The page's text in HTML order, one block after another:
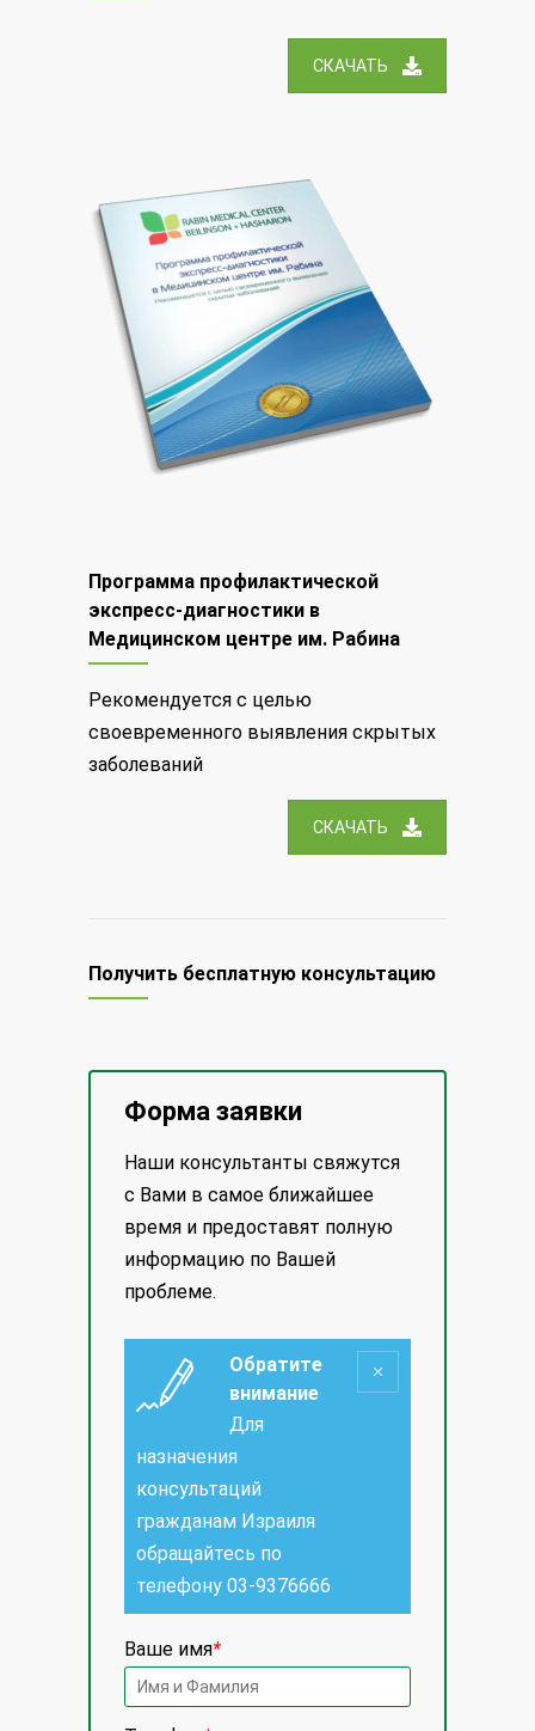
СКАЧАТЬ
Программа профилактической
экспресс-диагностики в
Медицинском центре им. Рабина
Рекомендуется с целью
своевременного выявления скрытых
заболеваний
СКАЧАТЬ
Получить бесплатную консультацию
Форма заявки
Наши консультанты свяжутся
с Вами в самое ближайшее
время и предоставят полную
информацию по Вашей
проблеме.
Обратите
внимание
Для
назначения
консультаций
гражданам Израиля
обращайтесь по
телефону 03-9376666
Ваше имя*